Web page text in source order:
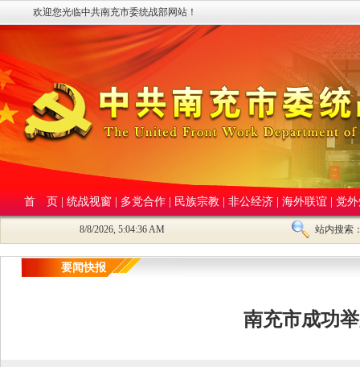
欢迎您光临中共南充市委统战部网站！
首 页 统战视窗| 多党合作| 民族宗教 非公经济| 海外联谊| 党
8/8/2026, 5:04:37 AM 站内搜索
要闻快报
南充市成功